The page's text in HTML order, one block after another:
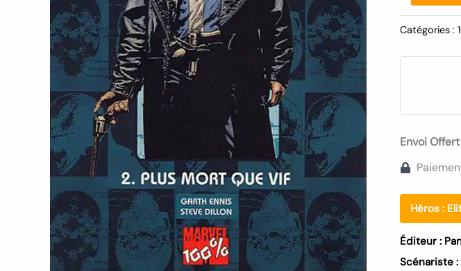
Catégories :
Envoi
Héros :
Éditeur :
Scénariste :